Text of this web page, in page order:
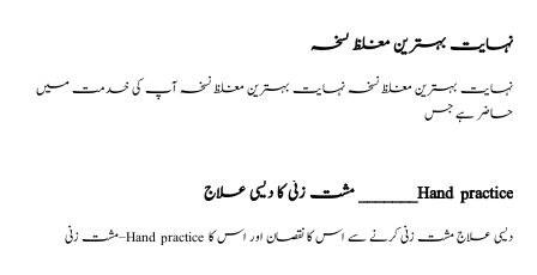
نہایت بہترین مغلظ نسخہ
نہایت بہترین مغلظ نسخہ نہایت بہترین مغلظ نسخہ آپ کی خدمت میں
حاضر ہے جس
مشت زنی کا دیسی علاج _______Hand practice
مشت زنی–Hand practice دیسی علاج مشت زنی کرنے سے اس کا نقصان اور اس کا